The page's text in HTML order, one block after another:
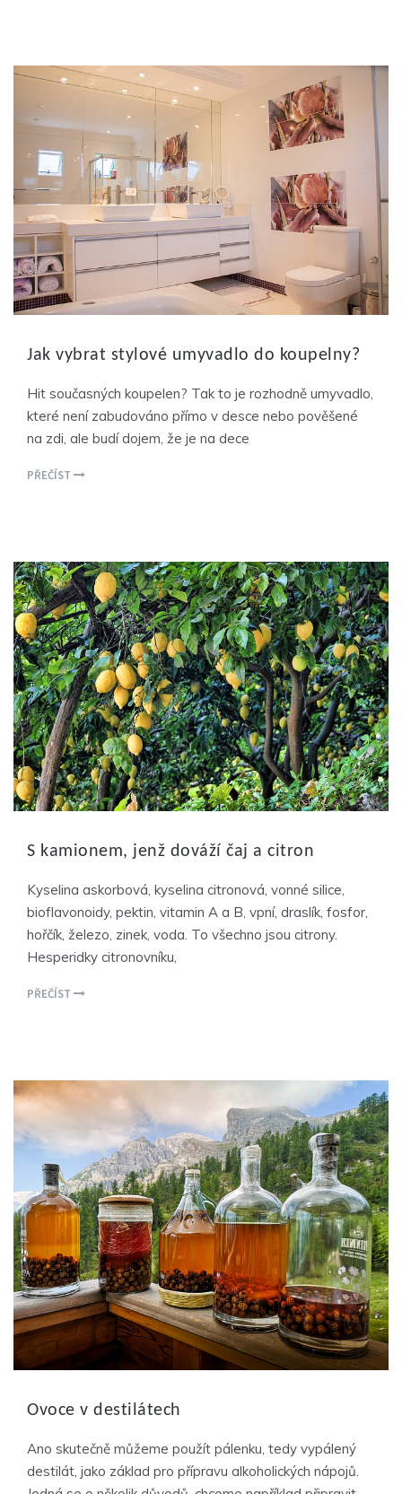
Jak vybrat stylové umyvadlo do koupelny?
Hit současných koupelen? Tak to je rozhodně umyvadlo,
které není zabudováno přímo v desce nebo pověšené
na zdi, ale budí dojem, že je na dece
PŘEČÍST
S kamionem, jenž dováží čaj a citron
Kyselina askorbová, kyselina citronová, vonné silice,
bioflavonoidy, pektin, vitamin A a B, vpní, draslík, fosfor,
hořčík, železo, zinek, voda. To všechno jsou citrony.
Hesperidky citronovníku,
PŘEČÍST
Ovoce v destilátech
Ano skutečně můžeme použít pálenku, tedy vypálený
destilát, jako základ pro přípravu alkoholických nápojů.